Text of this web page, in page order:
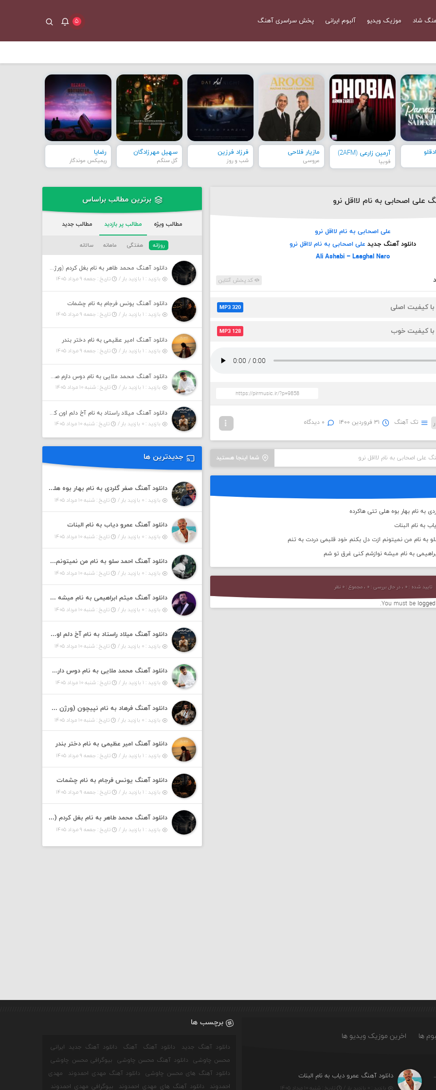
شاد موزیک ویدیو آلبوم ایرانی پخش سراسری آهنگ ۵
آرمین زارعی (2AFM)
فوبیا
مازیار فلاحی
عروسی
فرزاد فرزین
شب و روز
سهیل مهرزادگان
گل سنگم
رضایا
ریمیکس موندگار
علی اصحابی به نام لااقل نرو
علی اصحابی به نام لااقل نرو
دانلود آهنگ جدید علی اصحابی به نام لااقل نرو
Ali Ashabi – Laaghal Naro
کد پخش آنلاین
با کیفیت اصلی MP3 320
با کیفیت خوب MP3 128
تک آهنگ ۳۱ فروردین ۱۴۰۰ ۰ دیدگاه
شما اینجا هستید علی اصحابی به نام لااقل نرو
به نام بهار بوه هلی تتی هاکرده
به نام البنات
به نام من نمیتونم ازت دل بکنم خود قلبمی دردت به تنم
به نام میشه نوازشم کنی غرق تو شم
تایید شده : ۰ ، در حال بررسی : ۰ ، مجموع : ۰ نظر
You must be
برترین مطالب براساس
مطالب ویژه مطالب پر بازدید مطالب جدید
روزانه هفتگی ماهانه سالانه
دانلود آهنگ محمد طاهر به نام بغل کردم (ورژن جدید)
بازدید : ۱ بازدید بار /
تاریخ : جمعه ۹ مرداد ۱۴۰۵
دانلود آهنگ یونس فرجام به نام چشمات
بازدید : ۱ بازدید بار /
تاریخ : جمعه ۹ مرداد ۱۴۰۵
دانلود آهنگ امیر عظیمی به نام دختر بندر
بازدید : ۱ بازدید بار /
تاریخ : جمعه ۹ مرداد ۱۴۰۵
دانلود آهنگ محمد ملایی به نام دوس دارم صدات کنم توهم بگی جونم نیمه پنهونم
بازدید : ۱ بازدید بار /
تاریخ : شنبه ۱۰ مرداد ۱۴۰۵
دانلود آهنگ میلاد راستاد به نام آخ دلم اون که رفته برنمیگرده اون که رفته خیلی نامرده
بازدید : ۰ بازدید بار /
تاریخ : شنبه ۱۰ مرداد ۱۴۰۵
جدیدترین ها
دانلود آهنگ صفر گلردی به نام بهار بوه هلی تتی هاکرده
بازدید : ۰ بازدید بار / تاریخ : شنبه ۱۰ مرداد ۱۴۰۵
دانلود آهنگ عمرو دیاب به نام البنات
بازدید : ۰ بازدید بار / تاریخ : شنبه ۱۰ مرداد ۱۴۰۵
دانلود آهنگ احمد سلو به نام من نمیتونم ازت دل بکنم خود قلبمی دردت به تنم
بازدید : ۰ بازدید بار / تاریخ : شنبه ۱۰ مرداد ۱۴۰۵
دانلود آهنگ میثم ابراهیمی به نام میشه نوازشم کنی غرق تو شم
بازدید : ۰ بازدید بار / تاریخ : شنبه ۱۰ مرداد ۱۴۰۵
دانلود آهنگ میلاد راستاد به نام آخ دلم اون که رفته برنمیگرده اون که رفته خیلی نامرده
بازدید : ۰ بازدید بار / تاریخ : شنبه ۱۰ مرداد ۱۴۰۵
دانلود آهنگ محمد ملایی به نام دوس دارم صدات کنم توهم بگی جونم نیمه پنهونم
بازدید : ۱ بازدید بار / تاریخ : شنبه ۱۰ مرداد ۱۴۰۵
دانلود آهنگ فرهاد به نام نپیچون (ورژن گیتار هوش مصنوعی)
بازدید : ۰ بازدید بار / تاریخ : شنبه ۱۰ مرداد ۱۴۰۵
دانلود آهنگ امیر عظیمی به نام دختر بندر
بازدید : ۱ بازدید بار / تاریخ : جمعه ۹ مرداد ۱۴۰۵
دانلود آهنگ یونس فرجام به نام چشمات
بازدید : ۱ بازدید بار / تاریخ : جمعه ۹ مرداد ۱۴۰۵
دانلود آهنگ محمد طاهر به نام بغل کردم (ورژن جدید)
بازدید : ۱ بازدید بار / تاریخ : جمعه ۹ مرداد ۱۴۰۵
ها اخرین موزیک ویدیو ها
هلی تتی هاکرده دانلود آهنگ عمرو دیاب به نام البنات
بازدید : ۰ بازدید بار / تاریخ : شنبه ۱۰ مرداد ۱۴۰۵
برچسب ها
دانلود آهنگ جدید دانلود آهنگ آهنگ
دانلود آهنگ جدید ایرانی
محسن چاوشی
دانلود آهنگ محسن چاوشی
بیوگرافی محسن چاوشی
دانلود آهنگ های محسن چاوشی
دانلود آهنگ مهدی احمدوند
مهدی
احمدوند
دانلود آهنگ های مهدی احمدوند بیوگرافی مهدی احمدوند